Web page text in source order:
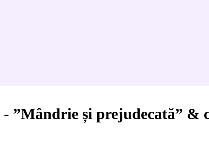
”Mândrie și prejudecată” &